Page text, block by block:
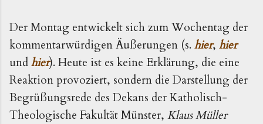
Der Montag entwickelt sich zum Wochentag der
kommentarwürdigen Äußerungen (s. hier, hier
undhier). Heute ist es keine Erklärung, die eine
Reaktion provoziert, sondern die Darstellung der
Begrüßungsrede des Dekans der Katholisch-
Theologische Fakultät Münster, Klaus Müller